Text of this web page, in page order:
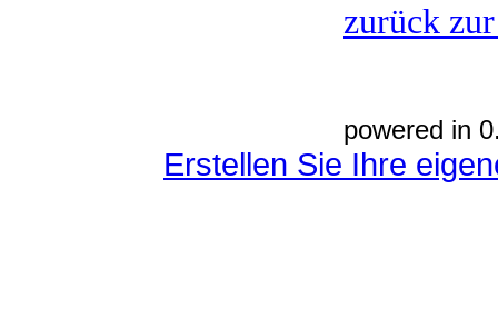
zurück
powered in
Erstellen Sie Ihre